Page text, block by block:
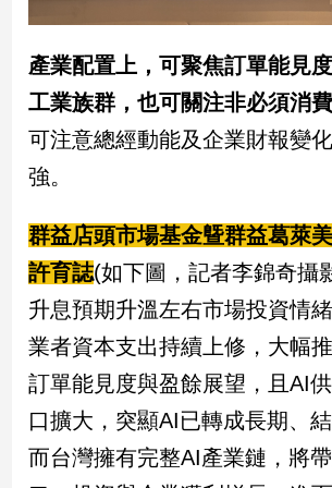
產業配置上，可聚焦訂單能見度
工業族群，也可關注非必須消
可注意總經動能及企業財報變
強。
群益店頭市場基金曁群益葛萊
許育誌(如下圖，記者李錦奇攝
升息預期升溫左右市場投資情
業者資本支出持續上修，大幅
訂單能見度與盈餘展望，且AI
口擴大，突顯AI已轉成長期、結
而台灣擁有完整AI產業鏈，將